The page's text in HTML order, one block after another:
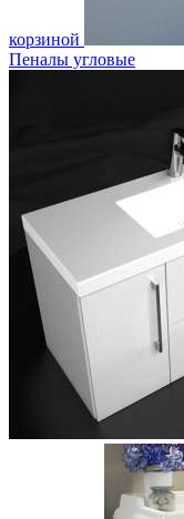
корзиной
Пеналы угловые